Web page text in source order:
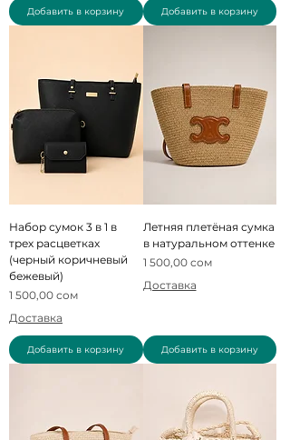
Добавить в корзину Добавить в корзину
Набор сумок 3 в 1 в
трех расцветках
(черный коричневый
бежевый)
Цена
1 500,00 сом
Доставка
Добавить в корзину
Летняя плетёная сумка
в натуральном оттенке
Цена
1 500,00 сом
Доставка
Добавить в корзину